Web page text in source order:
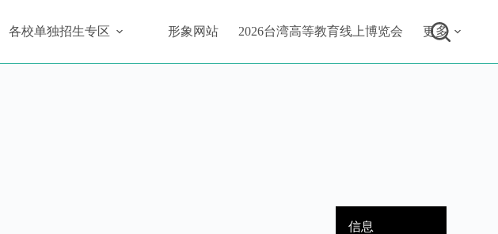
各校单独招生专区 形象网站 2026台湾高等教育线上博览会 更多
信息